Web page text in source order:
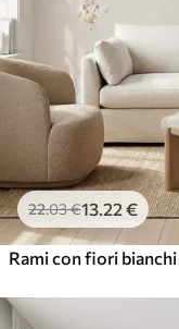
22.03€13 .22 €